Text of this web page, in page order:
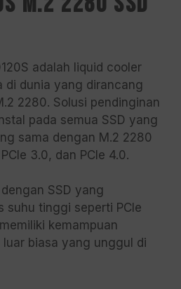
adalah liquid cooler
di dunia yang dirancang
2280. Solusi pendinginan
pada semua SSD yang
sama dengan M.2 2280
3.0, dan PCIe 4.0.
SSD yang
suhu tinggi seperti PCIe
kemampuan
biasa yang unggul di